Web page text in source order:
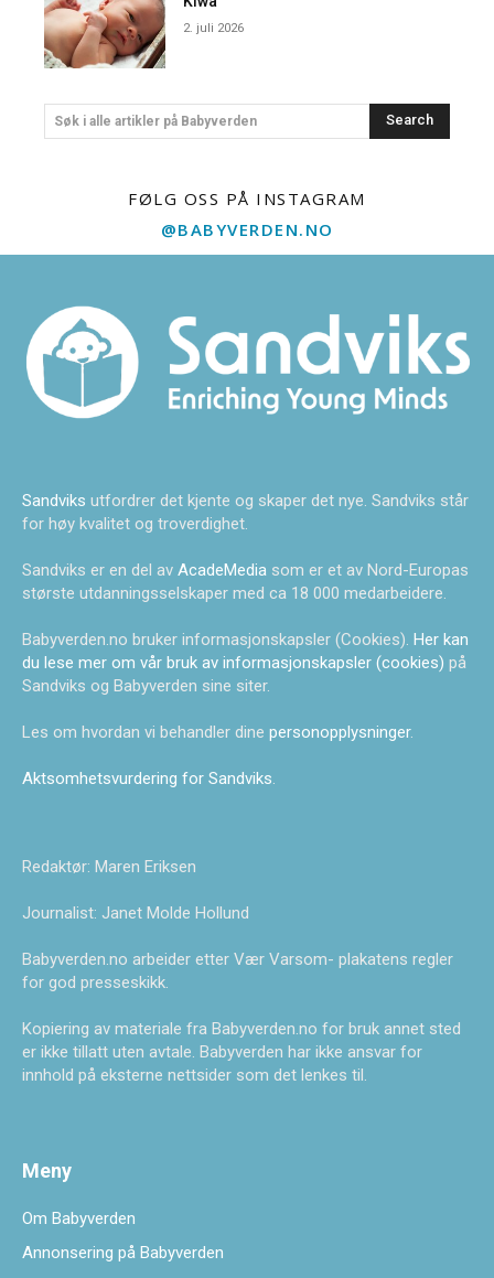
2. juli 2026
Søk i alle artikler på Babyverden Search
FØLG OSS PÅ INSTAGRAM
@BABYVERDEN.NO
Sandviks utfordrer det kjente og skaper det nye. Sandviks står
for høy kvalitet og troverdighet.
Sandviks er en del av AcadeMedia som er et av Nord-Europas
største utdanningsselskaper med ca 18 000 medarbeidere.
Babyverden.no bruker informasjonskapsler (Cookies). Her kan
du lese mer om vår bruk av informasjonskapsler (cookies) på
Sandviks og Babyverden sine siter.
Les om hvordan vi behandler dine personopplysninger.
Aktsomhetsvurdering for Sandviks.
Redaktør: Maren Eriksen
Journalist: Janet Molde Hollund
Babyverden.no arbeider etter Vær Varsom- plakatens regler
for god presseskikk.
Kopiering av materiale fra Babyverden.no for bruk annet sted
er ikke tillatt uten avtale. Babyverden har ikke ansvar for
innhold på eksterne nettsider som det lenkes til.
Meny
Om Babyverden
Annonsering på Babyverden